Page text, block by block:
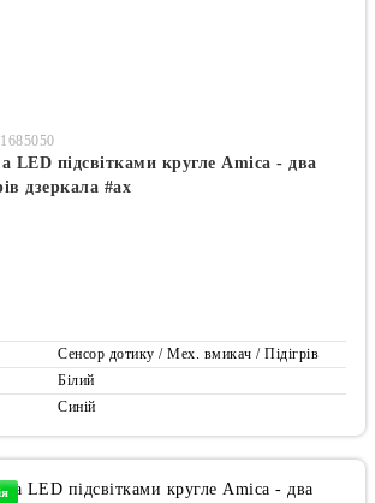
LED підсвітками кругле Amica - два
дзеркала #ax
Сенсор дотику / Мех. вмикач / Підігрів
Білий
Синій